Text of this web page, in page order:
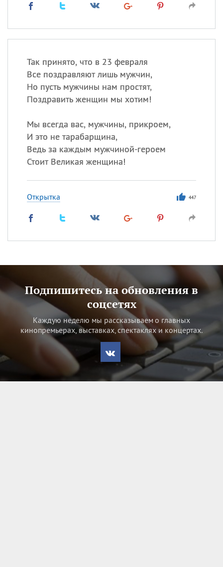
Так принято, что в 23 февраля
Все поздравляют лишь мужчин,
Но пусть мужчины нам простят,
Поздравить женщин мы хотим!
Мы всегда вас, мужчины, прикроем,
И это не тарабарщина,
Ведь за каждым мужчиной-героем
Стоит Великая женщина!
Открытка 447
Подпишитесь на обновления в
соцсетях
Каждую неделю мы рассказываем о главных
кинопремьерах, выставках, спектаклях и концертах.